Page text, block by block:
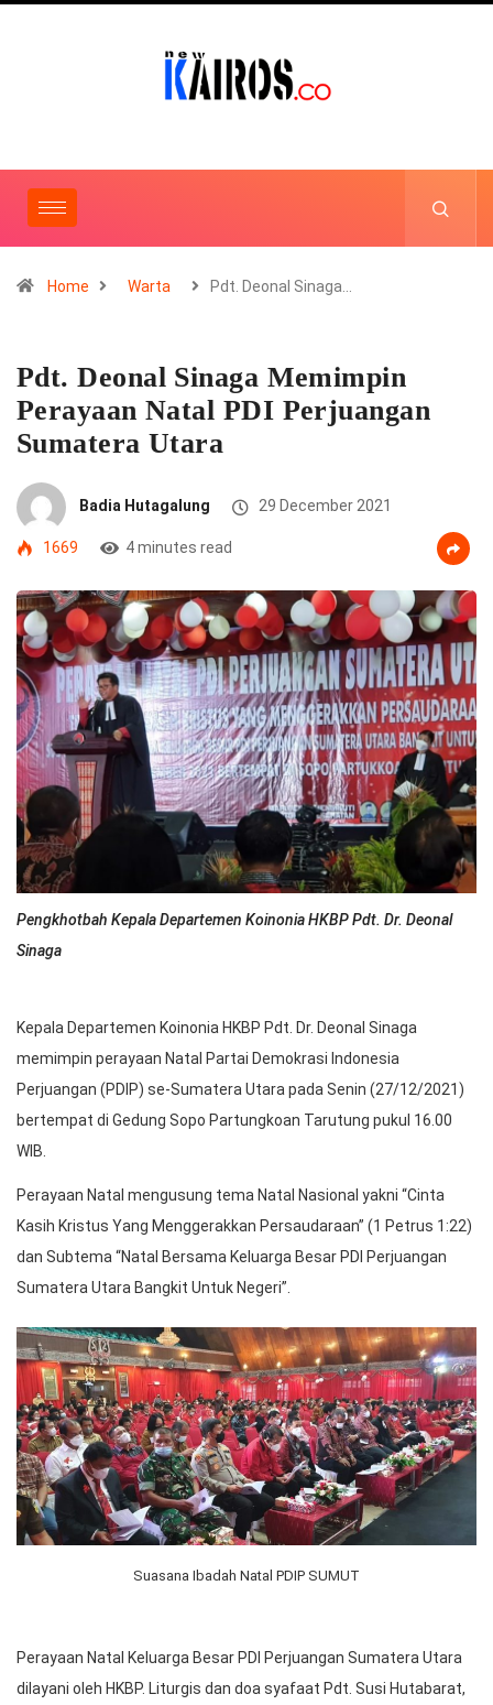
Home Warta Pdt. Deonal Sinaga…
Pdt. Deonal Sinaga Memimpin
Perayaan Natal PDI Perjuangan
Sumatera Utara
Badia Hutagalung 29 December 2021
1669 4 minutes read
Pengkhotbah Kepala Departemen Koinonia HKBP Pdt. Dr. Deonal
Sinaga
Kepala Departemen Koinonia HKBP Pdt. Dr. Deonal Sinaga
memimpin perayaan Natal Partai Demokrasi Indonesia
Perjuangan (PDIP) se-Sumatera Utara pada Senin (27/12/2021)
bertempat di Gedung Sopo Partungkoan Tarutung pukul 16.00
WIB.
Perayaan Natal mengusung tema Natal Nasional yakni “Cinta
Kasih Kristus Yang Menggerakkan Persaudaraan” (1 Petrus 1:22)
dan Subtema “Natal Bersama Keluarga Besar PDI Perjuangan
Sumatera Utara Bangkit Untuk Negeri”.
Suasana Ibadah Natal PDIP SUMUT
Perayaan Natal Keluarga Besar PDI Perjuangan Sumatera Utara
dilayani oleh HKBP. Liturgis dan doa syafaat Pdt. Susi Hutabarat,